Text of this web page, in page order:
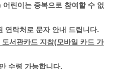
린이는 중복으로 참여할 수 없
연락처로 문자 안내 드립니다.
서관카드 지참(모바일 카드 가
수령 가능합니다.